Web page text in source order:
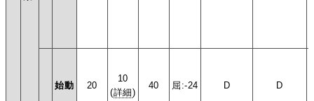
始動 20
10
(詳細)
40 屈:-24 D D